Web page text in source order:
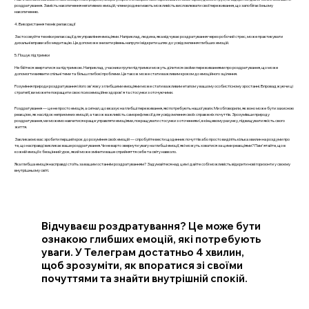
роздратування. Замість накопичення негативних емоцій, члени родини мають можливість висловлювати свої переживання, що запобігає їхньому
накопиченню.
4. Використання технік релаксації
Застосовуйте техніки релаксації для управління емоціями. Наприклад, людина, яка відчуває роздратування через робочий стрес, може практикувати
дихальні вправи або медитацію. Це допоможе знизити рівень напруги і відкрити шлях до усвідомлення глибших емоцій.
5. Пошук підтримки
Не бійтеся звертатися за підтримкою. Наприклад, учасники групи підтримки можуть ділитися своїми переживаннями про роздратування, що може
допомогти виявити спільні теми та більш глибокі проблеми. Це також може стати важливим кроком до емоційного зцілення.
Розуміння природи роздратування і його зв'язку з глибшими емоціями може стати важливим етапом у вашому особистісному зростанні. Впроваджуючи ці
стратегії, ви можете покращити своє психоемоційне здоров'я та стосунки з оточуючими.
Роздратування — це не просто емоція, а сигнал, що вказує на глибші переживання, які потребують нашої уваги. Ми обговорили, як воно може бути захисною
реакцією, як наслідок неприємних емоцій, а також важливість саморефлексії для усвідомлення своїх справжніх почуттів. Зрозумівши природу
роздратування, ми можемо навчитися краще управляти емоціями, покращувати стосунки з оточенням і, в кінцевому рахунку, підвищувати якість свого
життя.
Закликаємо вас зробити перший крок до розуміння своїх емоцій — спробуйте вести щоденник почуттів або просто виділіть кілька хвилин на роздуми про
те, що насправді викликає ваше роздратування. Чи не варто звернути увагу на глибші емоції, які можуть ховатися за цими реакціями? Пам'ятайте, що в
кожній емоції є безцінний урок, який може змінити ваше сприйняття себе та світу навколо.
Яка глибша емоція насправді стоїть за вашим останнім роздратуванням? Задумайтеся над цим і дайте собі можливість відкрити нові горизонти у своєму
внутрішньому світі.
Відчуваєш роздратування? Це може бути
ознакою глибших емоцій, які потребують
уваги. У Телеграм достатньо 4 хвилин,
щоб зрозуміти, як впоратися зі своїми
почуттями та знайти внутрішній спокій.